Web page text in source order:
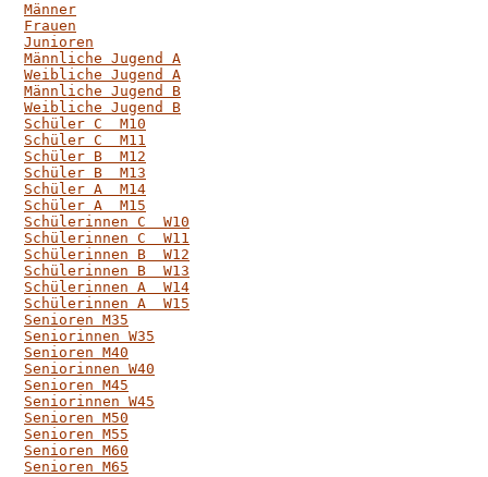
Männer
Frauen
Junioren
Männliche Jugend A
Weibliche Jugend A
Männliche Jugend B
Weibliche Jugend B
Schüler C  M10
Schüler C  M11
Schüler B  M12
Schüler B  M13
Schüler A  M14
Schüler A  M15
Schülerinnen C  W10
Schülerinnen C  W11
Schülerinnen B  W12
Schülerinnen B  W13
Schülerinnen A  W14
Schülerinnen A  W15
Senioren M35
Seniorinnen W35
Senioren M40
Seniorinnen W40
Senioren M45
Seniorinnen W45
Senioren M50
Senioren M55
Senioren M60
Senioren M65